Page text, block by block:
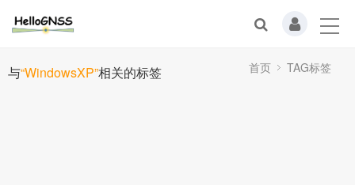
与“WindowsXP”相关的标签 首页 TAG标签